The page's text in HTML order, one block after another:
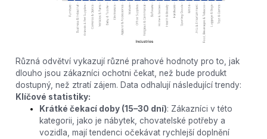
Různá odvětví vykazují různé prahové hodnoty pro to, jak
dlouho jsou zákazníci ochotni čekat, než bude produkt
dostupný, než ztratí zájem. Data odhalují následující trendy:
Klíčové statistiky:
Krátké čekací doby (15–30 dní): Zákazníci v této
kategorii, jako je nábytek, chovatelské potřeby a
vozidla, mají tendenci očekávat rychlejší doplnění